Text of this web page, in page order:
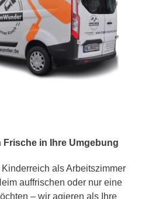
Frische in Ihre Umgebung
als Arbeitszimmer
auffrischen oder nur eine
– wir agieren als Ihre